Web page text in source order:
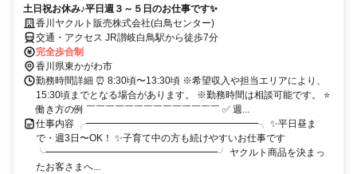
土日祝お休み♪平日週３～５日のお仕事です✨
香川ヤクルト販売株式会社(白鳥センター)
交通・アクセス JR讃岐白鳥駅から徒歩7分
完全歩合制
香川県東かがわ市
勤務時間詳細 ⏰ 8:30頃〜13:30頃 ※希望収入や担当エリアにより、
15:30頃までとなる場合があります。 ※勤務時間は相談可能です。 ⭐
働き方の例 ￣￣￣￣￣￣￣￣￣￣￣￣￣￣ ✅ 週...
仕事内容 ╭━━━━━━━━━━━━━━━━━━╮ ✨平日昼ま
で・週3日〜OK！ ✨子育て中の方も続けやすいお仕事です
╰━━━━━━━━━━━━━━━━━━╯ ヤクルト商品を決まっ
たお客さまへ...